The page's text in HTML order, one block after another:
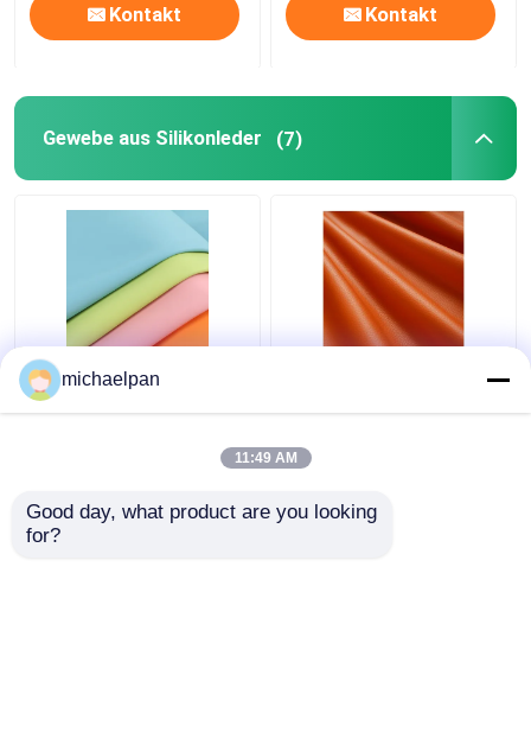
Kontakt Kontakt
Gewebe aus Silikonleder (7)
Weiches Silicone
Ledergewebe
michaelpan
11:49 AM
Good day, what product are you looking
for?